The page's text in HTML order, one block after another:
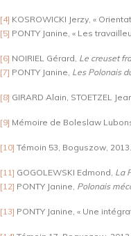
[4] KOSROWICKI Jerzy, «
[5] PONTY Janine, « Les
[6] NOIRIEL Gérard, Le creuset
[7] PONTY Janine, Les Polonais
[8] GIRARD Alain, STOETZEL
[9] Mémoire de Boleslaw
[10] Témoin 53, Boguszow, 2013.
[11] GOGOLEWSKI Edmond, La
[12] PONTY Janine, Polonais
[13] PONTY Janine, « Une